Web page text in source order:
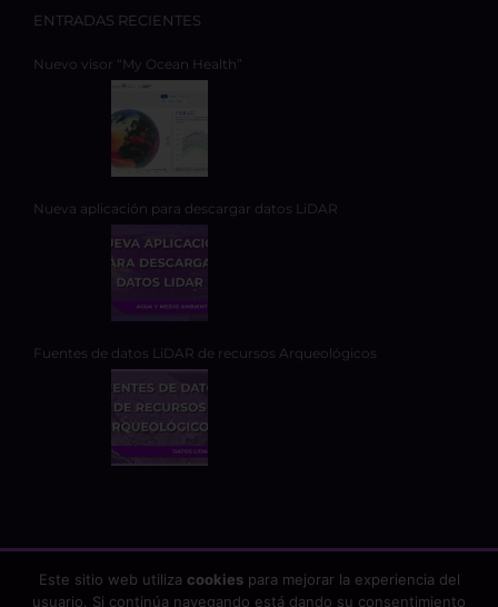
ENTRADAS RECIENTES
Nuevo visor “My Ocean Health”
Nueva aplicación para descargar datos LiDAR
Fuentes de datos LiDAR de recursos Arqueológicos
Este sitio web utiliza cookiespara mejorar la experiencia del
usuario. Si continúa navegando está dando su consentimiento